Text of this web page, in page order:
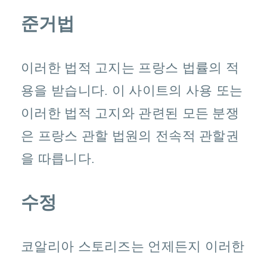
준거법
이러한 법적 고지는 프랑스 법률의 적
용을 받습니다. 이 사이트의 사용 또는
이러한 법적 고지와 관련된 모든 분쟁
은 프랑스 관할 법원의 전속적 관할권
을 따릅니다.
수정
코알리아 스토리즈는 언제든지 이러한